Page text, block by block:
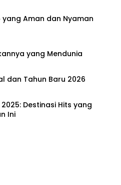
yang Aman dan Nyaman
yang Mendunia
dan Tahun Baru 2026
Destinasi Hits yang
Ini